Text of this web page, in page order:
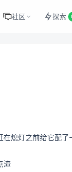
社区 探索
熄灯之前给它配
渣